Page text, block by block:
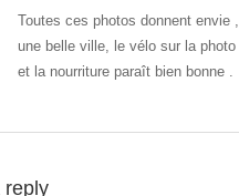
Toutes ces photos donnent envie
une belle ville, le vélo sur la
et la nourriture paraît bien bonne .
reply